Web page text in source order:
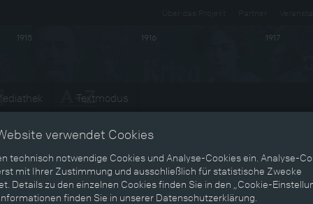
1915 1916 1917
Textmodus
verwendet Cookies
technisch notwendige Cookies und Analyse-Cookies ein. Analyse-
mit Ihrer Zustimmung und ausschließlich für statistische Zwecke
Details zu den einzelnen Cookies finden Sie in den „Cookie-
finden Sie in unserer Datenschutzerklärung.